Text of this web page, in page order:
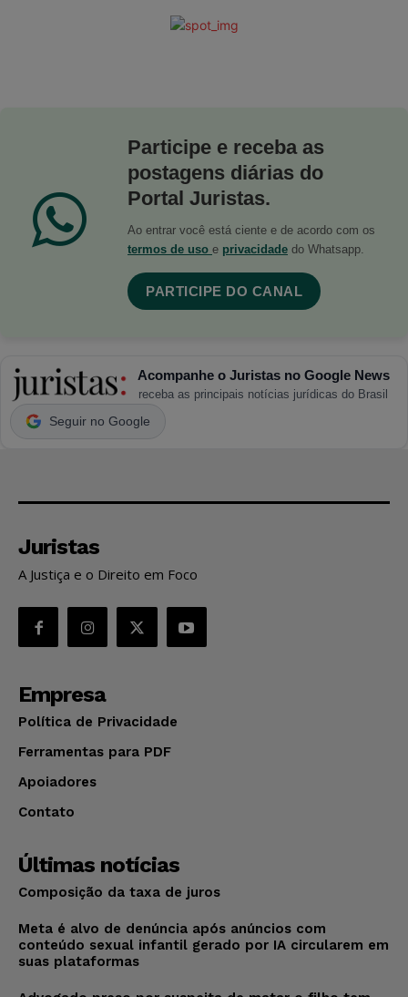
Participe e receba as
postagens diárias do
Portal Juristas.
Ao entrar você está ciente e de acordo com os
termos de uso e privacidade do Whatsapp.
PARTICIPE DO CANAL
Acompanhe o Juristas no Google News
receba as principais notícias jurídicas do Brasil
Seguir no Google
Juristas
A Justiça e o Direito em Foco
Empresa
Política de Privacidade
Ferramentas para PDF
Apoiadores
Contato
Últimas notícias
Composição da taxa de juros
Meta é alvo de denúncia após anúncios com
conteúdo sexual infantil gerado por IA circularem em
suas plataformas